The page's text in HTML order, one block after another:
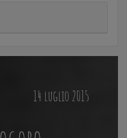
14 luglio 2015